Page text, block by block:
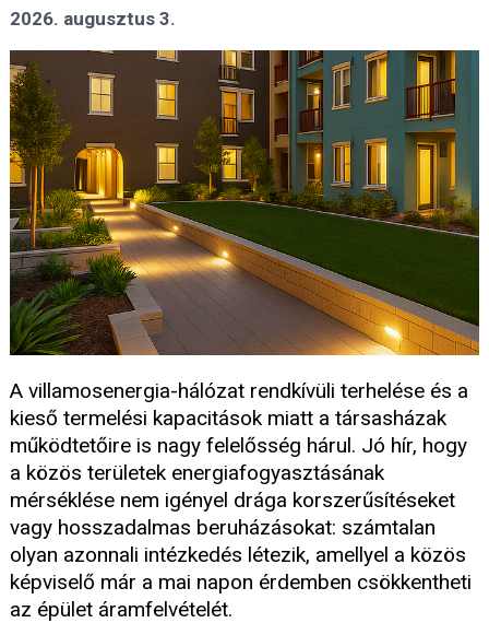
2026. augusztus 3.
A villamosenergia-hálózat rendkívüli terhelése és a
kieső termelési kapacitások miatt a társasházak
működtetőire is nagy felelősség hárul. Jó hír, hogy
a közös területek energiafogyasztásának
mérséklése nem igényel drága korszerűsítéseket
vagy hosszadalmas beruházásokat: számtalan
olyan azonnali intézkedés létezik, amellyel a közös
képviselő már a mai napon érdemben csökkentheti
az épület áramfelvételét.